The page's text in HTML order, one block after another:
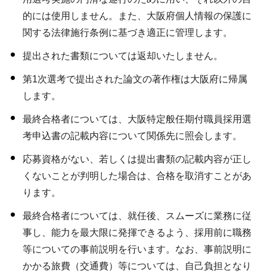
的には使用しません。また、大阪府個人情報の保護に
関する法律施行条例に基づき適正に管理します。
提出された書類については返却いたしません。
第1次選考で提出された論文の著作権は大阪府に帰属
します。
最終合格者については、大阪特定般任期付職員採用選
考申込書の記載内容について関係先に照会します。
応募資格がない、若しくは提出書類の記載内容が正し
くないことが判明した場合は、合格を取消すことがあ
ります。
最終合格者については、就任後、スムーズに業務に従
事し、能力を最大限に発揮できるよう、採用前に職務
等についての事前説明を行います。なお、事前説明に
かかる旅費（交通費）等については、自己負担となり